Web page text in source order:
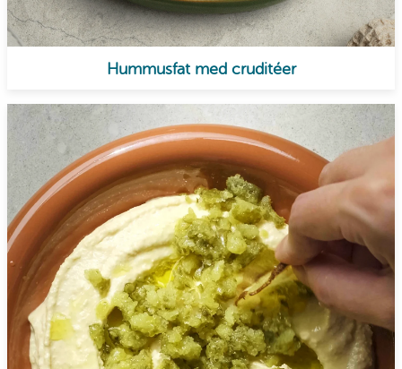
Hummusfat med cruditéer